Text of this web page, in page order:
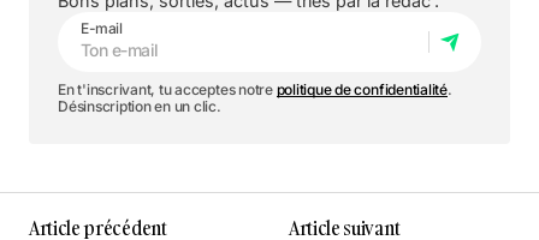
E-mail
En t'inscrivant, tu acceptes notre politique de confidentialité.
Désinscription en un clic.
Article précédent
Article suivant